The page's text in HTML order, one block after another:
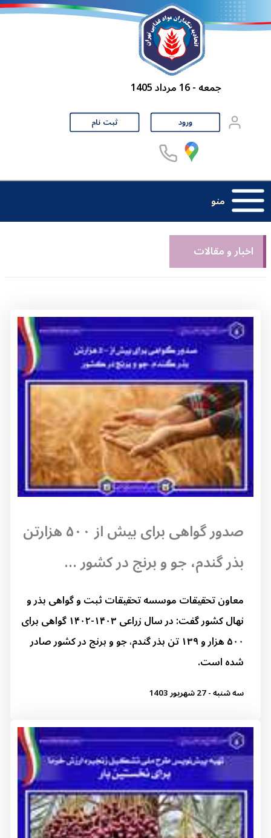
جمعه - 16 مرداد 1405
ورود ثبت نام
منو
اخبار و مقالات
صدور گواهی برای بیش از ۵۰۰ هزارتن
بذر گندم، جو و برنج در کشور ...
معاون تحقیقات موسسه تحقیقات ثبت و گواهی بذر و
نهال کشور گفت: در سال زراعی ۱۴۰۳-۱۴۰۲ گواهی برای
۵۰۰ هزار و ۱۳۹ تن بذر گندم، جو و برنج در کشور صادر
شده است.
سه شنبه - 27 شهریور 1403